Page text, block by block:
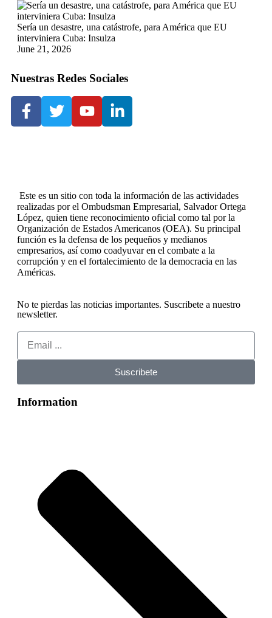
Sería un desastre, una catástrofe, para América que EU
interviniera Cuba: Insulza
June 21, 2026
Nuestras Redes Sociales
Este es un sitio con toda la información de las actividades
realizadas por el Ombudsman Empresarial, Salvador Ortega
López, quien tiene reconocimiento oficial como tal por la
Organización de Estados Americanos (OEA). Su principal
función es la defensa de los pequeños y medianos
empresarios, así como coadyuvar en el combate a la
corrupción y en el fortalecimiento de la democracia en las
Américas.
No te pierdas las noticias importantes. Suscribete a nuestro
newsletter.
Suscribete
Information